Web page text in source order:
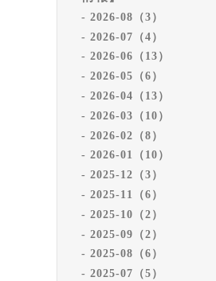
2026-08（3）
2026-07（4）
2026-06（13）
2026-05（6）
2026-04（13）
2026-03（10）
2026-02（8）
2026-01（10）
2025-12（3）
2025-11（6）
2025-10（2）
2025-09（2）
2025-08（6）
2025-07（5）